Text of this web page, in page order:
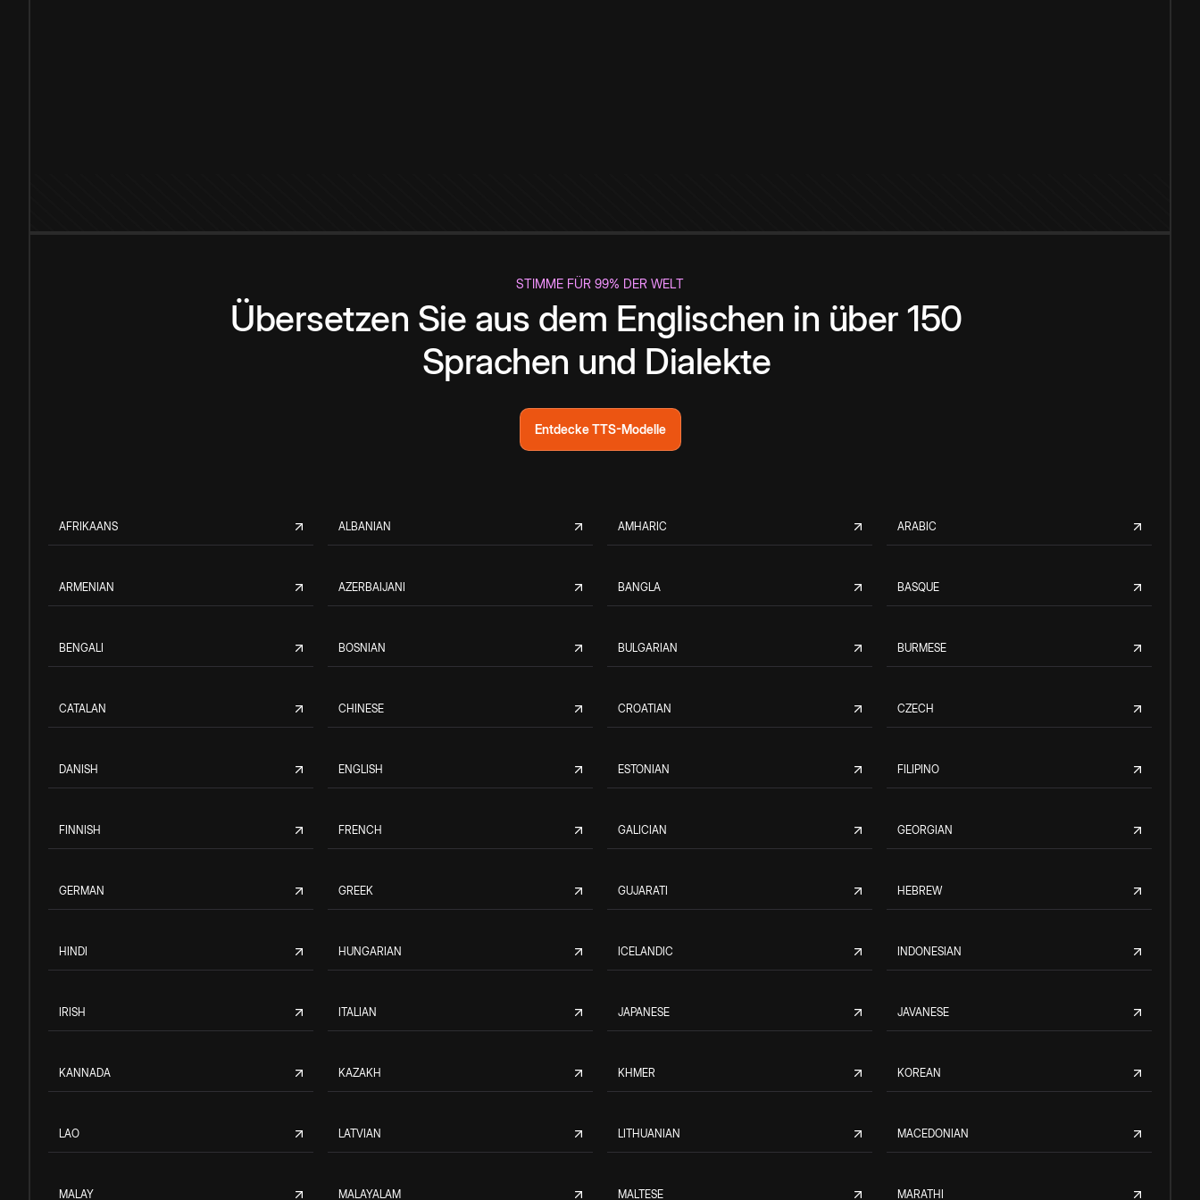
STIMME FÜR 99% DER WELT
Übersetzen Sie aus dem Englischen in über 150
Sprachen und Dialekte
Entdecke TTS-Modelle
AFRIKAANS ALBANIAN AMHARIC ARABIC
ARMENIAN AZERBAIJANI BANGLA BASQUE
BENGALI BOSNIAN BULGARIAN BURMESE
CATALAN CHINESE CROATIAN CZECH
DANISH ENGLISH ESTONIAN FILIPINO
FINNISH FRENCH GALICIAN GEORGIAN
GERMAN GREEK GUJARATI HEBREW
HINDI HUNGARIAN ICELANDIC INDONESIAN
IRISH ITALIAN JAPANESE JAVANESE
KANNADA KAZAKH KHMER KOREAN
LAO LATVIAN LITHUANIAN MACEDONIAN
MALAY MALAYALAM MALTESE MARATHI